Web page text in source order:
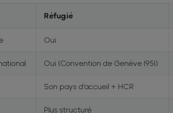
Réfugié
Oui
Oui (Convention de Genève 1951)
Son pays d'accueil + HCR
Plus structuré